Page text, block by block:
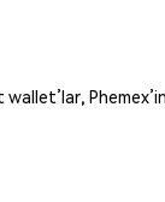
wallet’lar,